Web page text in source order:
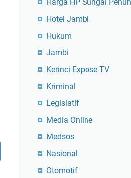
Harga HP Sungai Penuh
Hotel Jambi
Hukum
Jambi
Kerinci Expose TV
Kriminal
Legislatif
Media Online
Medsos
Nasional
Otomotif